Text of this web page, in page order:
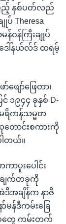
ြည့် နှစ်ပတ်လည်
Theresa
မန်ဝန်ကြီးချုပ်
ေါ်နယ်လ်ဒ် ထရမ့်
ော်ဖြေတာ၊
၁၉၄၄ ခုနှစ် D-
ရိကန်သမ္မတ
တောင်းစကားကို
ါတယ်။
ာပူးပေါင်း
ချက်တခုကို
ဒီအချိန်က နာဇီ
န်ဒီကမ်းခြေ
ပ်တွေ ကမ်းတက်